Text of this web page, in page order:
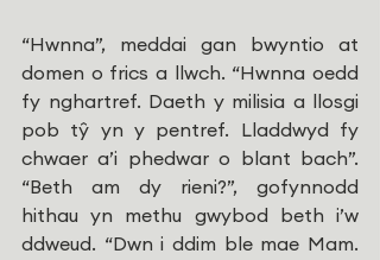
“Hwnna”, meddai gan bwyntio at
domen o frics a llwch. “Hwnna oedd
fy nghartref. Daeth y milisia a llosgi
pob tŷ yn y pentref. Lladdwyd fy
chwaer a’i phedwar o blant bach”.
“Beth am dy rieni?”, gofynnodd
hithau yn methu gwybod beth i’w
ddweud. “Dwn i ddim ble mae Mam.